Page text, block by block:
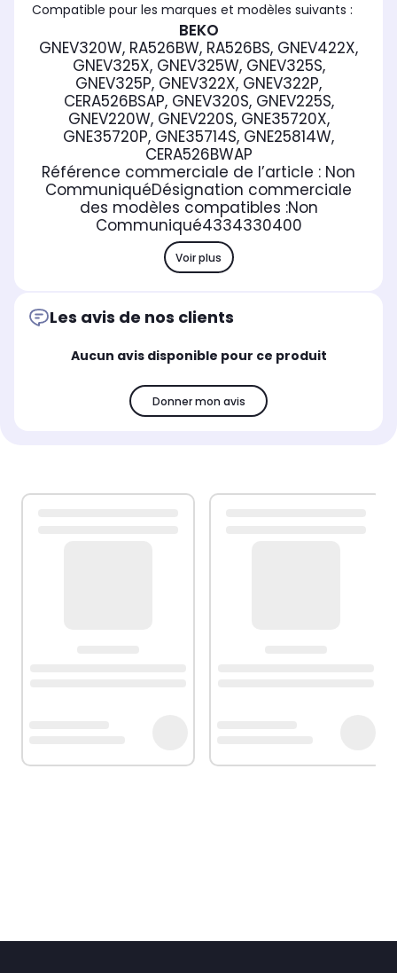
Compatible pour les marques et modèles suivants :
BEKO
GNEV320W, RA526BW, RA526BS, GNEV422X,
GNEV325X, GNEV325W, GNEV325S,
GNEV325P, GNEV322X, GNEV322P,
CERA526BSAP, GNEV320S, GNEV225S,
GNEV220W, GNEV220S, GNE35720X,
GNE35720P, GNE35714S, GNE25814W,
CERA526BWAP
Référence commerciale de l’article : Non
CommuniquéDésignation commerciale
des modèles compatibles :Non
Communiqué4334330400
Voir plus
Les avis de nos clients
Aucun avis disponible pour ce produit
Donner mon avis